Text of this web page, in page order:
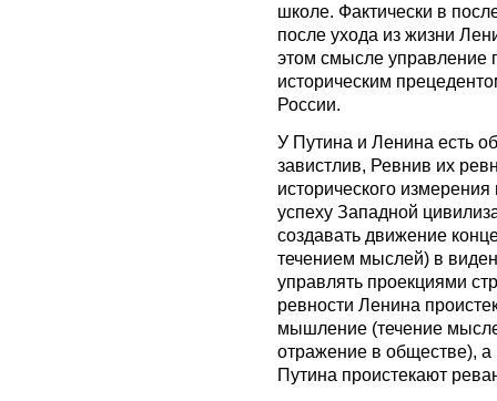
школе. Фактически в
после ухода из жизни
этом смысле управление
историческим
России.
У Путина и Ленина есть
завистлив, Ревнив их
исторического
успеху Западной
создавать движение
течением мыслей) в
управлять проекциями
ревности Ленина
мышление (течение
отражение в обществе), а
Путина проистекают